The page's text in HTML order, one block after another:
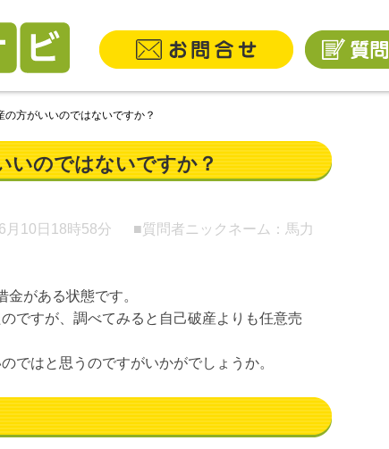
方がいいのではないですか？
いのではないですか？
月10日 18時58分 ■質問者ニックネーム：馬力
がある状態です。
ですが、調べてみると自己破産よりも任意売
ではと思うのですがいかがでしょうか。